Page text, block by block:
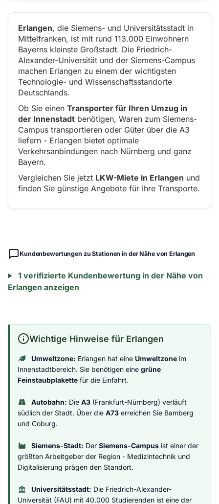
Erlangen, die Siemens- und Universitätsstadt in
Mittelfranken, ist mit rund 113.000 Einwohnern
Bayerns kleinste Großstadt. Die Friedrich-
Alexander-Universität und der Siemens-Campus
machen Erlangen zu einem der wichtigsten
Technologie- und Wissenschaftsstandorte
Deutschlands.
Ob Sie einen Transporter für Ihren Umzug in
der Innenstadt benötigen, Waren zum Siemens-
Campus transportieren oder Güter über die A3
liefern - Erlangen bietet optimale
Verkehrsanbindungen nach Nürnberg und ganz
Bayern.
Vergleichen Sie jetzt LKW-Miete in Erlangen und
finden Sie günstige Angebote für Ihre Transporte.
Kundenbewertungen zu Stationen in der Nähe von Erlangen
1 verifizierte Kundenbewertung in der Nähe von
Erlangen anzeigen
Wichtige Hinweise für Erlangen
Umweltzone: Erlangen hat eine Umweltzoneim
Innenstadtbereich. Sie benötigen eine grüne
Feinstaubplakette für die Einfahrt.
Autobahn: Die A3(Frankfurt-Nürnberg) verläuft
südlich der Stadt. Über die A73 erreichen Sie Bamberg
und Coburg.
Siemens-Stadt: Der Siemens-Campusist einer der
größten Arbeitgeber der Region - Medizintechnik und
Digitalisierung prägen den Standort.
Universitätsstadt: Die Friedrich-Alexander-
Universität (FAU) mit 40.000 Studierenden ist eine der